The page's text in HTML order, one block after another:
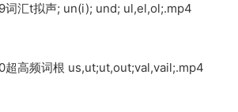
词汇t拟声; un(i); und; ul,el,ol;.mp4
超高频词根 us,ut;ut,out;val,vail;.mp4